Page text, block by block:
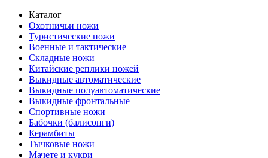
Каталог
Охотничьи ножи
Туристические ножи
Военные и тактические
Складные ножи
Китайские реплики ножей
Выкидные автоматические
Выкидные полуавтоматические
Выкидные фронтальные
Спортивные ножи
Бабочки (балисонги)
Керамбиты
Тычковые ножи
Мачете и кукри